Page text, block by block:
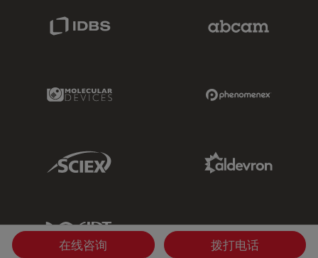
Molecular Devices Link
Sciex Link
IDT Link
在线咨询 拨打电话